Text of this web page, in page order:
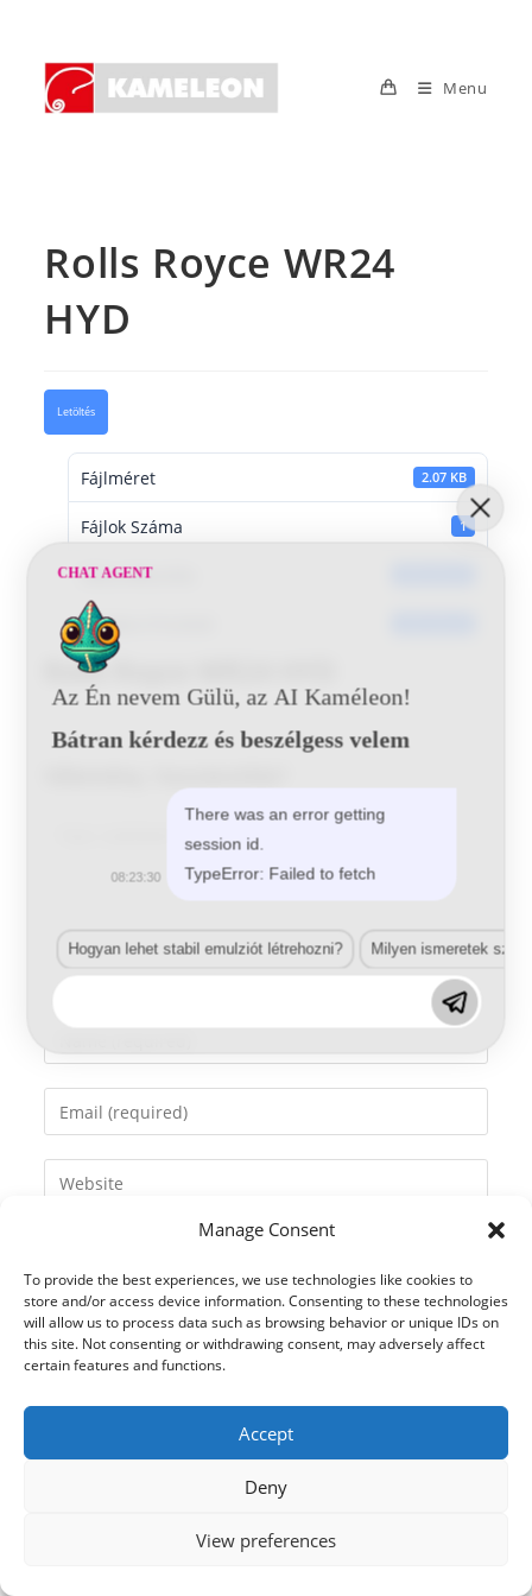
Manage Consent
To provide the best experiences, we use technologies like cookies to
store and/or access device information. Consenting to these technologies
will allow us to process data such as browsing behavior or unique IDs on
this site. Not consenting or withdrawing consent, may adversely affect
certain features and functions.
Accept
Deny
View preferences
content
Menu
Rolls Royce WR24
HYD
Letöltés
Fájlméret 2.07 KB
Fájlok Száma 1
Dátumkészítés
Utoljára frissített
Rolls Royce WR24 HYD
Enter
your
name
Enter
your
email
address
Enter
your
(optional)
© 2021 Kaméleon Hungary Kft. Minden jog fenntartva. All rights
CHAT AGENT
Az Én nevem Gülü, az AI Kaméleon!
Bátran kérdezz és beszélgess velem
There was an error getting
session id.
TypeError: Failed to fetch
08:23:30
Hogyan lehet stabil emulziót létrehozni? Milyen ismeretek